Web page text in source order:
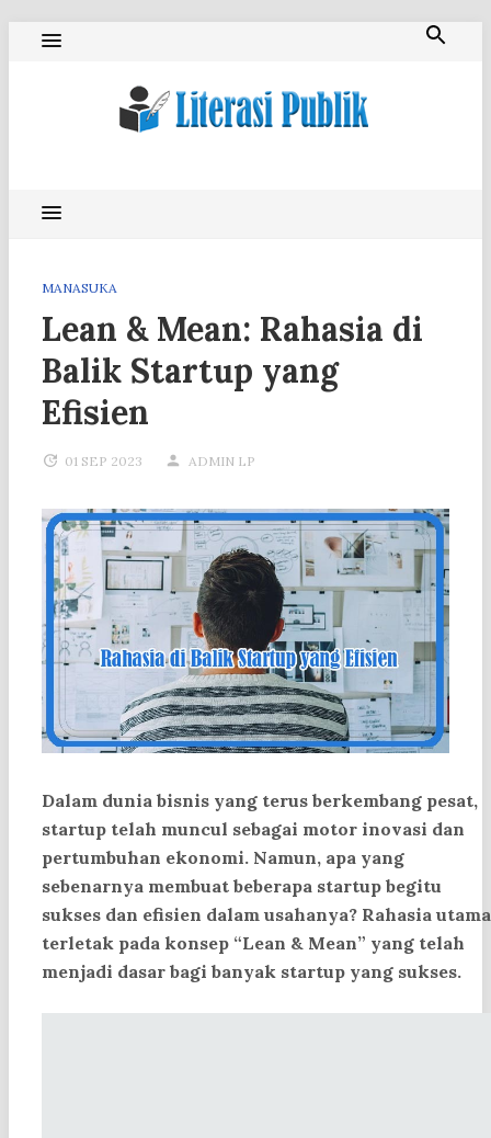
MANASUKA
Lean & Mean: Rahasia di
Balik Startup yang
Efisien
01 SEP 2023 ADMIN LP
Dalam dunia bisnis yang terus berkembang pesat,
startup telah muncul sebagai motor inovasi dan
pertumbuhan ekonomi. Namun, apa yang
sebenarnya membuat beberapa startup begitu
sukses dan efisien dalam usahanya? Rahasia utama
terletak pada konsep “Lean & Mean” yang telah
menjadi dasar bagi banyak startup yang sukses.